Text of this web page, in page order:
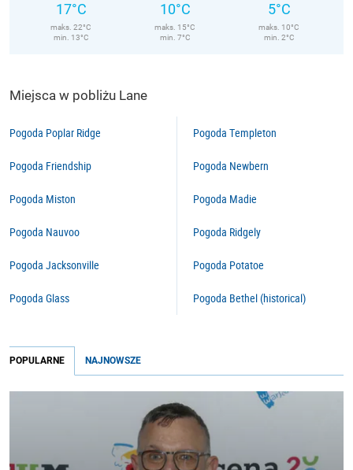
17°C
maks. 22°C
min. 13°C
10°C
maks. 15°C
min. 7°C
5°C
maks. 10°C
min. 2°C
Miejsca w pobliżu Lane
Pogoda Poplar Ridge
Pogoda Friendship
Pogoda Miston
Pogoda Nauvoo
Pogoda Jacksonville
Pogoda Glass
Pogoda Templeton
Pogoda Newbern
Pogoda Madie
Pogoda Ridgely
Pogoda Potatoe
Pogoda Bethel (historical)
POPULARNE NAJNOWSZE